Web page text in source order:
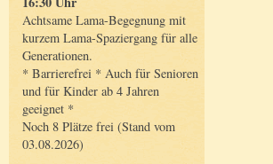
Achtsame Lama-Begegnung mit
kurzem Lama-Spaziergang für alle
Generationen.
* Barrierefrei * Auch für Senioren
und für Kinder ab 4 Jahren
geeignet *
Noch 8 Plätze frei (Stand vom
03.08.2026)